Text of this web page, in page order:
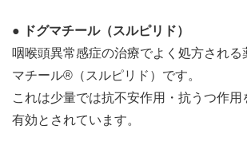
● ドグマチール（スルピリド）
咽喉頭異常感症の治療でよく処方され
マチール®（スルピリド）です。
これは少量では抗不安作用・抗うつ作用
有効とされています。